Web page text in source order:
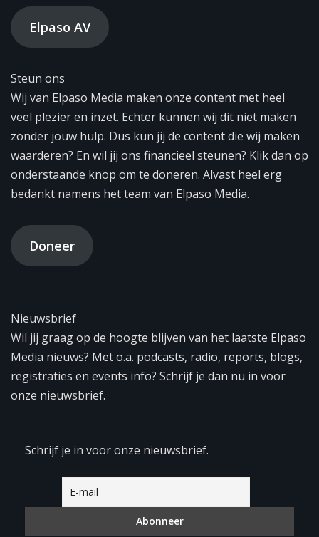
Elpaso AV
Steun ons
Wij van Elpaso Media maken onze content met heel
veel plezier en inzet. Echter kunnen wij dit niet maken
zonder jouw hulp. Dus kun jij de content die wij maken
waarderen? En wil jij ons financieel steunen? Klik dan op
onderstaande knop om te doneren. Alvast heel erg
bedankt namens het team van Elpaso Media.
Doneer
Nieuwsbrief
Wil jij graag op de hoogte blijven van het laatste Elpaso
Media nieuws? Met o.a. podcasts, radio, reports, blogs,
registraties en events info? Schrijf je dan nu in voor
onze nieuwsbrief.
Schrijf je in voor onze nieuwsbrief.